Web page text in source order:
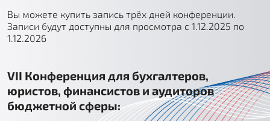
Вы можете купить запись трёх дней конференции.
Записи будут доступны для просмотра c 1.12.2025 по
1.12.2026
VII Конференция для бухгалтеров,
юристов, финансистов и аудиторов
бюджетной сферы: